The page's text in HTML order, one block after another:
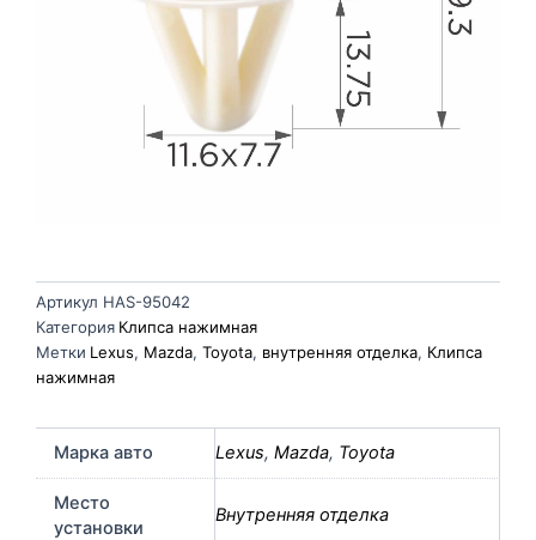
Артикул HAS-95042
Категория Клипса нажимная
Метки Lexus, Mazda, Toyota, внутренняя отделка, Клипса
нажимная
Марка авто Lexus, Mazda, Toyota
Место
установки
Внутренняя отделка